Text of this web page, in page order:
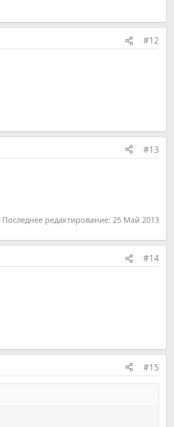
#12
#13
Последнее редактирование: 25 Май 2013
#14
#15